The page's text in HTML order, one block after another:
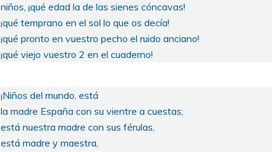
niños, ¡qué edad la de las sienes cóncavas!
¡qué temprano en el sol lo que os decía!
¡qué pronto en vuestro pecho el ruido anciano!
¡qué viejo vuestro 2 en el cuaderno!
¡Niños del mundo, está
la madre España con su vientre a cuestas;
está nuestra madre con sus férulas,
está madre y maestra,